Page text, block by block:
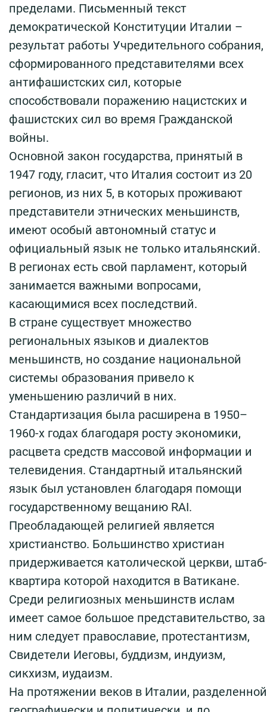
пределами. Письменный текст
демократической Конституции Италии –
результат работы Учредительного собрания,
сформированного представителями всех
антифашистских сил, которые
способствовали поражению нацистских и
фашистских сил во время Гражданской
войны.
Основной закон государства, принятый в
1947 году, гласит, что Италия состоит из 20
регионов, из них 5, в которых проживают
представители этнических меньшинств,
имеют особый автономный статус и
официальный язык не только итальянский.
В регионах есть свой парламент, который
занимается важными вопросами,
касающимися всех последствий.
В стране существует множество
региональных языков и диалектов
меньшинств, но создание национальной
системы образования привело к
уменьшению различий в них.
Стандартизация была расширена в 1950–
1960-х годах благодаря росту экономики,
расцвета средств массовой информации и
телевидения. Стандартный итальянский
язык был установлен благодаря помощи
государственному вещанию RAI.
Преобладающей религией является
христианство. Большинство христиан
придерживается католической церкви, штаб-
квартира которой находится в Ватикане.
Среди религиозных меньшинств ислам
имеет самое большое представительство, за
ним следует православие, протестантизм,
Свидетели Иеговы, буддизм, индуизм,
сикхизм, иудаизм.
На протяжении веков в Италии, разделенной